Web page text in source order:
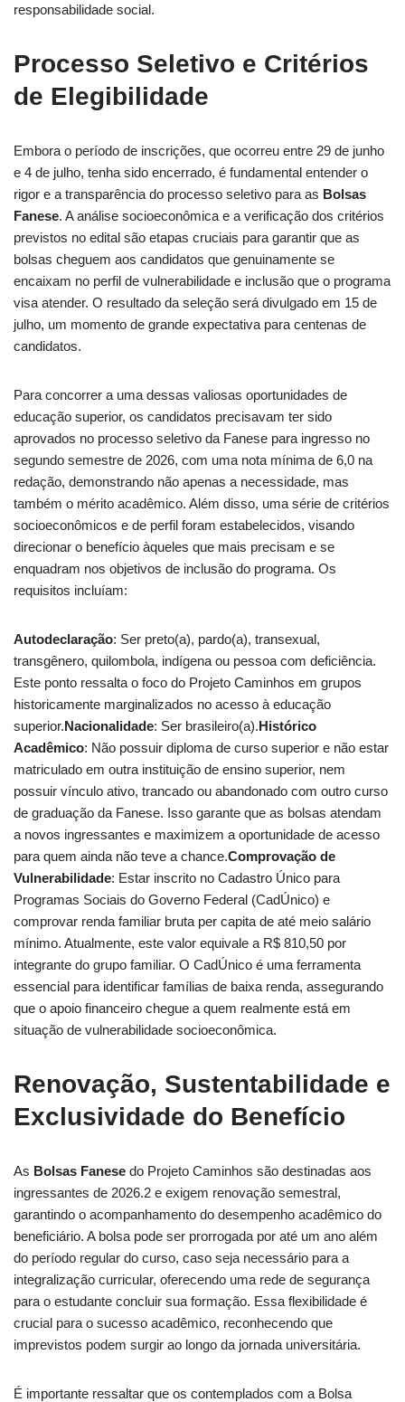
responsabilidade social.
Processo Seletivo e Critérios
de Elegibilidade
Embora o período de inscrições, que ocorreu entre 29 de junho
e 4 de julho, tenha sido encerrado, é fundamental entender o
rigor e a transparência do processo seletivo para as Bolsas
Fanese. A análise socioeconômica e a verificação dos critérios
previstos no edital são etapas cruciais para garantir que as
bolsas cheguem aos candidatos que genuinamente se
encaixam no perfil de vulnerabilidade e inclusão que o programa
visa atender. O resultado da seleção será divulgado em 15 de
julho, um momento de grande expectativa para centenas de
candidatos.
Para concorrer a uma dessas valiosas oportunidades de
educação superior, os candidatos precisavam ter sido
aprovados no processo seletivo da Fanese para ingresso no
segundo semestre de 2026, com uma nota mínima de 6,0 na
redação, demonstrando não apenas a necessidade, mas
também o mérito acadêmico. Além disso, uma série de critérios
socioeconômicos e de perfil foram estabelecidos, visando
direcionar o benefício àqueles que mais precisam e se
enquadram nos objetivos de inclusão do programa. Os
requisitos incluíam:
Autodeclaração: Ser preto(a), pardo(a), transexual,
transgênero, quilombola, indígena ou pessoa com deficiência.
Este ponto ressalta o foco do Projeto Caminhos em grupos
historicamente marginalizados no acesso à educação
superior.Nacionalidade: Ser brasileiro(a).Histórico
Acadêmico: Não possuir diploma de curso superior e não estar
matriculado em outra instituição de ensino superior, nem
possuir vínculo ativo, trancado ou abandonado com outro curso
de graduação da Fanese. Isso garante que as bolsas atendam
a novos ingressantes e maximizem a oportunidade de acesso
para quem ainda não teve a chance.Comprovação de
Vulnerabilidade: Estar inscrito no Cadastro Único para
Programas Sociais do Governo Federal (CadÚnico) e
comprovar renda familiar bruta per capita de até meio salário
mínimo. Atualmente, este valor equivale a R$ 810,50 por
integrante do grupo familiar. O CadÚnico é uma ferramenta
essencial para identificar famílias de baixa renda, assegurando
que o apoio financeiro chegue a quem realmente está em
situação de vulnerabilidade socioeconômica.
Renovação, Sustentabilidade e
Exclusividade do Benefício
As Bolsas Fanese do Projeto Caminhos são destinadas aos
ingressantes de 2026.2 e exigem renovação semestral,
garantindo o acompanhamento do desempenho acadêmico do
beneficiário. A bolsa pode ser prorrogada por até um ano além
do período regular do curso, caso seja necessário para a
integralização curricular, oferecendo uma rede de segurança
para o estudante concluir sua formação. Essa flexibilidade é
crucial para o sucesso acadêmico, reconhecendo que
imprevistos podem surgir ao longo da jornada universitária.
É importante ressaltar que os contemplados com a Bolsa